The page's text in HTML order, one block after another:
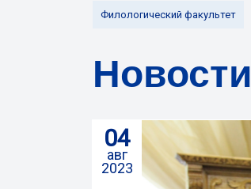
Филологический факультет
Новости
04
авг
2023